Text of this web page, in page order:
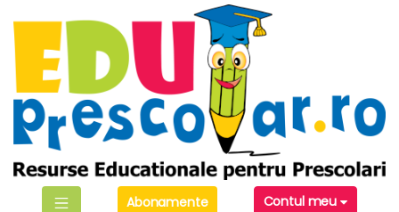
navigation
content
Abonamente
Contul meu